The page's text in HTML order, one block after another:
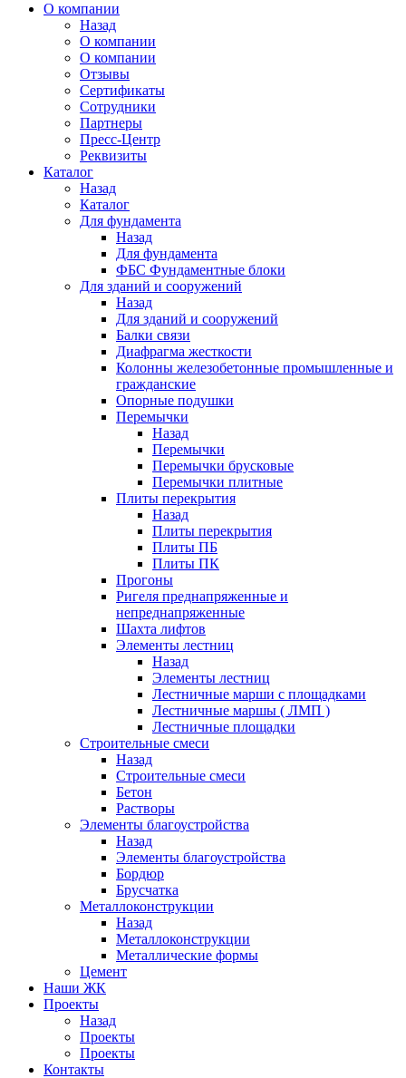
О компании
Назад
О компании
О компании
Отзывы
Сертификаты
Сотрудники
Партнеры
Пресс-Центр
Реквизиты
Каталог
Назад
Каталог
Для фундамента
Назад
Для фундамента
ФБС Фундаментные блоки
Для зданий и сооружений
Назад
Для зданий и сооружений
Балки связи
Диафрагма жесткости
Колонны железобетонные промышленные и
гражданские
Опорные подушки
Перемычки
Назад
Перемычки
Перемычки брусковые
Перемычки плитные
Плиты перекрытия
Назад
Плиты перекрытия
Плиты ПБ
Плиты ПК
Прогоны
Ригеля преднапряженные и
непреднапряженные
Шахта лифтов
Элементы лестниц
Назад
Элементы лестниц
Лестничные марши с площадками
Лестничные маршы ( ЛМП )
Лестничные площадки
Строительные смеси
Назад
Строительные смеси
Бетон
Растворы
Элементы благоустройства
Назад
Элементы благоустройства
Бордюр
Брусчатка
Металлоконструкции
Назад
Металлоконструкции
Металлические формы
Цемент
Наши ЖК
Проекты
Назад
Проекты
Проекты
Контакты